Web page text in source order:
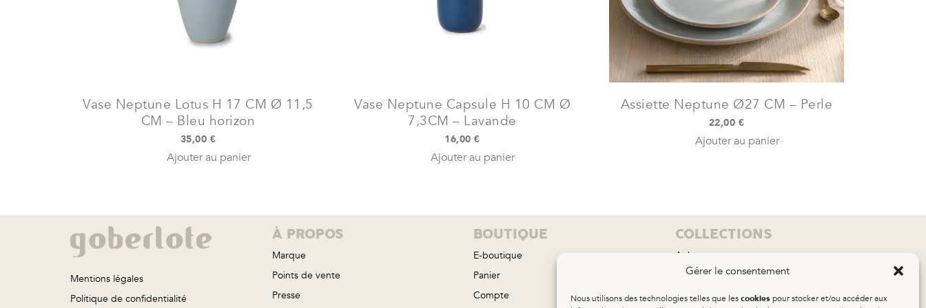
Gérer le consentement
Nous utilisons des technologies telles que les cookies pour stocker et/ou accéder aux
Vase Neptune Lotus H 17 CM Ø 11,5
CM – Bleu horizon
35,00 €
Ajouter au panier
Vase Neptune Capsule H 10 CM Ø
7,3CM – Lavande
16,00€
Ajouter au panier
Assiette Neptune Ø27 CM – Perle
22,00 €
Ajouter au panier
Mentions légales
Politique de confidentialité
À PROPOS
Marque
Points de vente
Presse
BOUTIQUE
E-boutique
Panier
Compte
COLLECTIONS
Aube
Brume
Calisto